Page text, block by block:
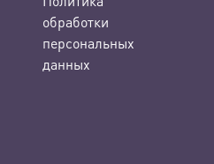
обработки
персональных
данных